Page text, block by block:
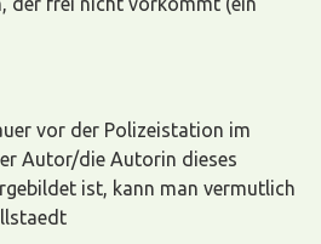
vor der Polizeistation im
Autor/die Autorin dieses
ist, kann man vermutlich